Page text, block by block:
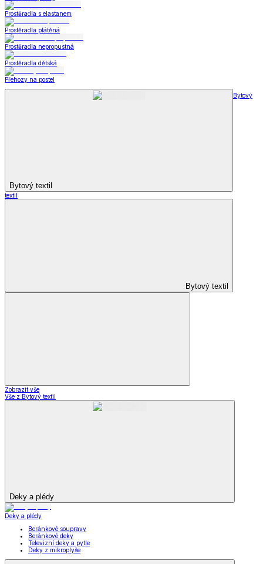
Prostěradla s elastanem
Prostěradla plátěná
Prostěradla nepropustná
Prostěradla dětská
Přehozy na postel
Bytový textil
Bytový
textil
Bytový textil
Zobrazit vše
Vše z Bytový textil
Deky a plédy
Deky a plédy
Beránkové soupravy
Beránkové deky
Televizní deky a pytle
Deky z mikroplyše